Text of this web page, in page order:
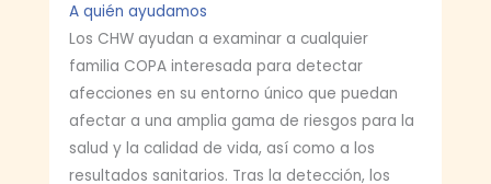
A quién ayudamos
Los CHW ayudan a examinar a cualquier
familia COPA interesada para detectar
afecciones en su entorno único que puedan
afectar a una amplia gama de riesgos para la
salud y la calidad de vida, así como a los
resultados sanitarios. Tras la detección, los